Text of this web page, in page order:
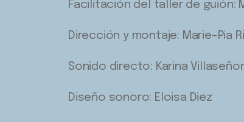
Facilitación del taller de guión:
Dirección y montaje: Marie-Pia
Sonido directo: Karina Villaseñor
Diseño sonoro: Eloisa Diez